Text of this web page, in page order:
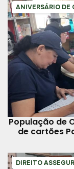
ANIVERSÁRIO DE
População de
de cartões
DIREITO